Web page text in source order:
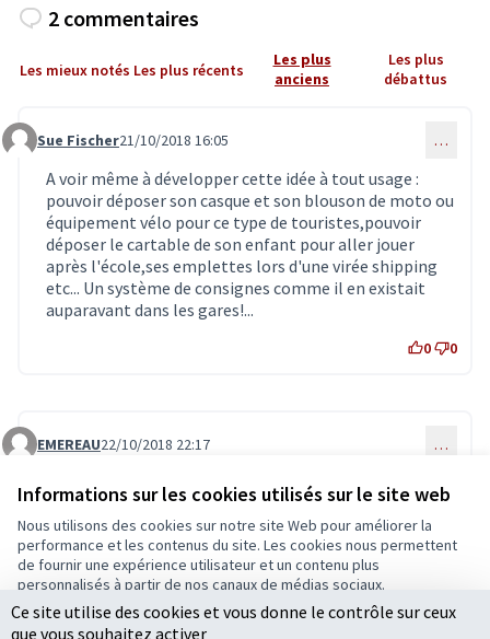
Informations sur les cookies utilisés sur le site web
Nous utilisons des cookies sur notre site Web pour améliorer la
performance et les contenus du site. Les cookies nous permettent
de fournir une expérience utilisateur et un contenu plus
personnalisés à partir de nos canaux de médias sociaux.
Tout accepter
2 commentaires
Les mieux notés Les plus récents
Les plus
anciens
Les plus
débattus
Commentaire 1084
Sue Fischer21/10/2018 16:05 …
A voir même à développer cette idée à tout usage :
pouvoir déposer son casque et son blouson de moto ou
équipement vélo pour ce type de touristes,pouvoir
déposer le cartable de son enfant pour aller jouer
après l'école,ses emplettes lors d'une virée shipping
etc... Un système de consignes comme il en existait
auparavant dans les gares!...
0 0
Commentaire 1096
EMEREAU22/10/2018 22:17 …
Belle idée. Avec une douche, ce serait encore mieux.
0
Connectez-vousoucréez un comptepour ajouter votre
commentaire.
Ce site utilise des cookies et vous donne le contrôle sur ceux
que vous souhaitez activer